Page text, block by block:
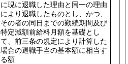
に現に退職した理由と同一の理由
により退職したものとし、かつ、
その者の同日までの勤続期間及び
特定減額前給料月額を基礎とし
て、前三条の規定により計算した
場合の退職手当の基本額に相当す
る額